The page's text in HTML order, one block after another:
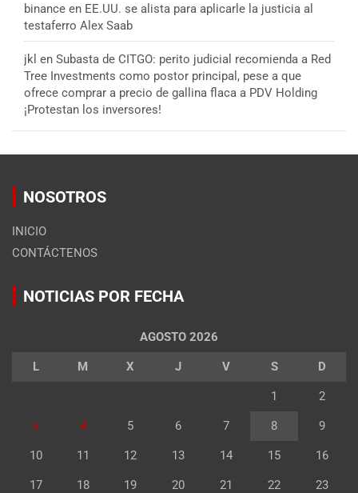
binance en EE.UU. se alista para aplicarle la justicia al
testaferro Alex Saab
jkl en Subasta de CITGO: perito judicial recomienda a Red
Tree Investments como postor principal, pese a que
ofrece comprar a precio de gallina flaca a PDV Holding
¡Protestan los inversores!
NOSOTROS
INICIO
CONTÁCTENOS
NOTICIAS POR FECHA
AGOSTO 2026
L M X J V S D
1 2
3 4 5 6 7 8 9
10 11 12 13 14 15 16
17 18 19 20 21 22 23